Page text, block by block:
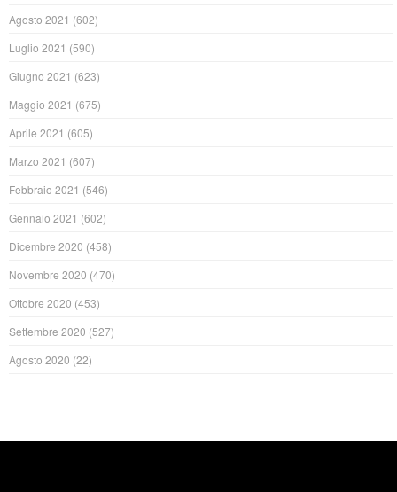
Agosto 2021 (602)
Luglio 2021 (590)
Giugno 2021 (623)
Maggio 2021 (675)
Aprile 2021 (605)
Marzo 2021 (607)
Febbraio 2021 (546)
Gennaio 2021 (602)
Dicembre 2020 (458)
Novembre 2020 (470)
Ottobre 2020 (453)
Settembre 2020 (527)
Agosto 2020 (22)